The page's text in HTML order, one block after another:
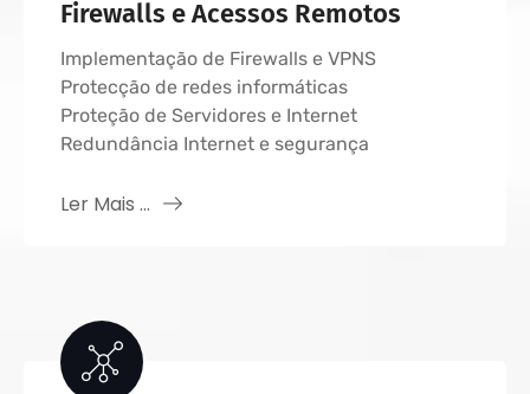
Firewalls e Acessos Remotos
Implementação de Firewalls e VPNS
Protecção de redes informáticas
Proteção de Servidores e Internet
Redundância Internet e segurança
Ler Mais ...